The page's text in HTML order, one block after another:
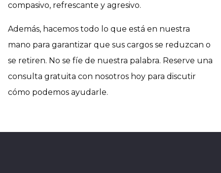
compasivo, refrescante y agresivo.
Además, hacemos todo lo que está en nuestra
mano para garantizar que sus cargos se reduzcan o
se retiren. No se fíe de nuestra palabra. Reserve una
consulta gratuita con nosotros hoy para discutir
cómo podemos ayudarle.